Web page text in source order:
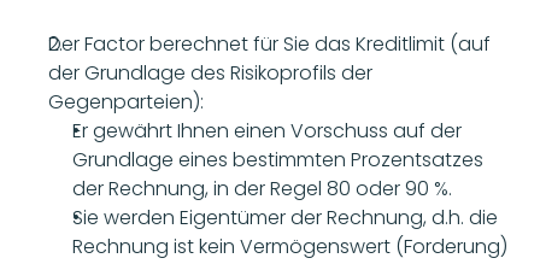
Der Factor berechnet für Sie das Kreditlimit (auf
der Grundlage des Risikoprofils der
Gegenparteien):
Er gewährt Ihnen einen Vorschuss auf der
Grundlage eines bestimmten Prozentsatzes
der Rechnung, in der Regel 80 oder 90 %.
Sie werden Eigentümer der Rechnung, d.h. die
Rechnung ist kein Vermögenswert (Forderung)